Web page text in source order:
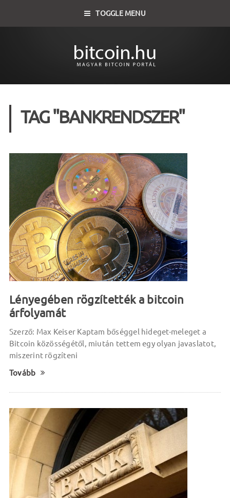
TOGGLE MENU
TAG "BANKRENDSZER"
Lényegében rögzítették a bitcoin
árfolyamát
Szerző: Max Keiser Kaptam bőséggel hideget-meleget a
Bitcoin közösségétől, miután tettem egy olyan javaslatot,
miszerint rögzíteni
Tovább